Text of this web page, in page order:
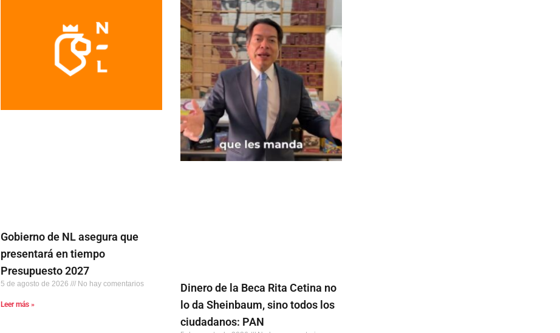
Gobierno de NL asegura que
presentará en tiempo
Presupuesto 2027
5 de agosto de 2026 No hay comentarios
Leer más »
Dinero de la Beca Rita Cetina no
lo da Sheinbaum, sino todos los
ciudadanos: PAN